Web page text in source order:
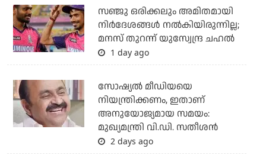
സഞ്ജു ഒരിക്കലും അമിതമായി
നിര്‍ദേശങ്ങള്‍ നല്‍കിയിരുന്നില്ല;
മനസ് തുറന്ന് യുസ്വേന്ദ്ര ചഹല്‍
1 day ago
സോഷ്യല്‍ മീഡിയയെ
നിയന്ത്രിക്കണം, ഇതാണ്
അനുയോജ്യമായ സമയം:
മുഖ്യമന്ത്രി വി.ഡി. സതീശന്‍
2 days ago